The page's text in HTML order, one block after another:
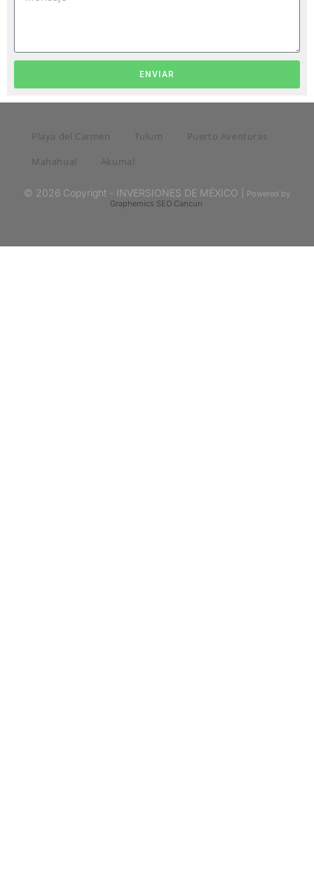
ENVIAR
Playa del Carmen Tulum
Puerto Aventuras
Mahahual
Akumal
© 2026 Copyright - INVERSIONES DE MÉXICO |
Powered by
Graphemics SEO Cancun